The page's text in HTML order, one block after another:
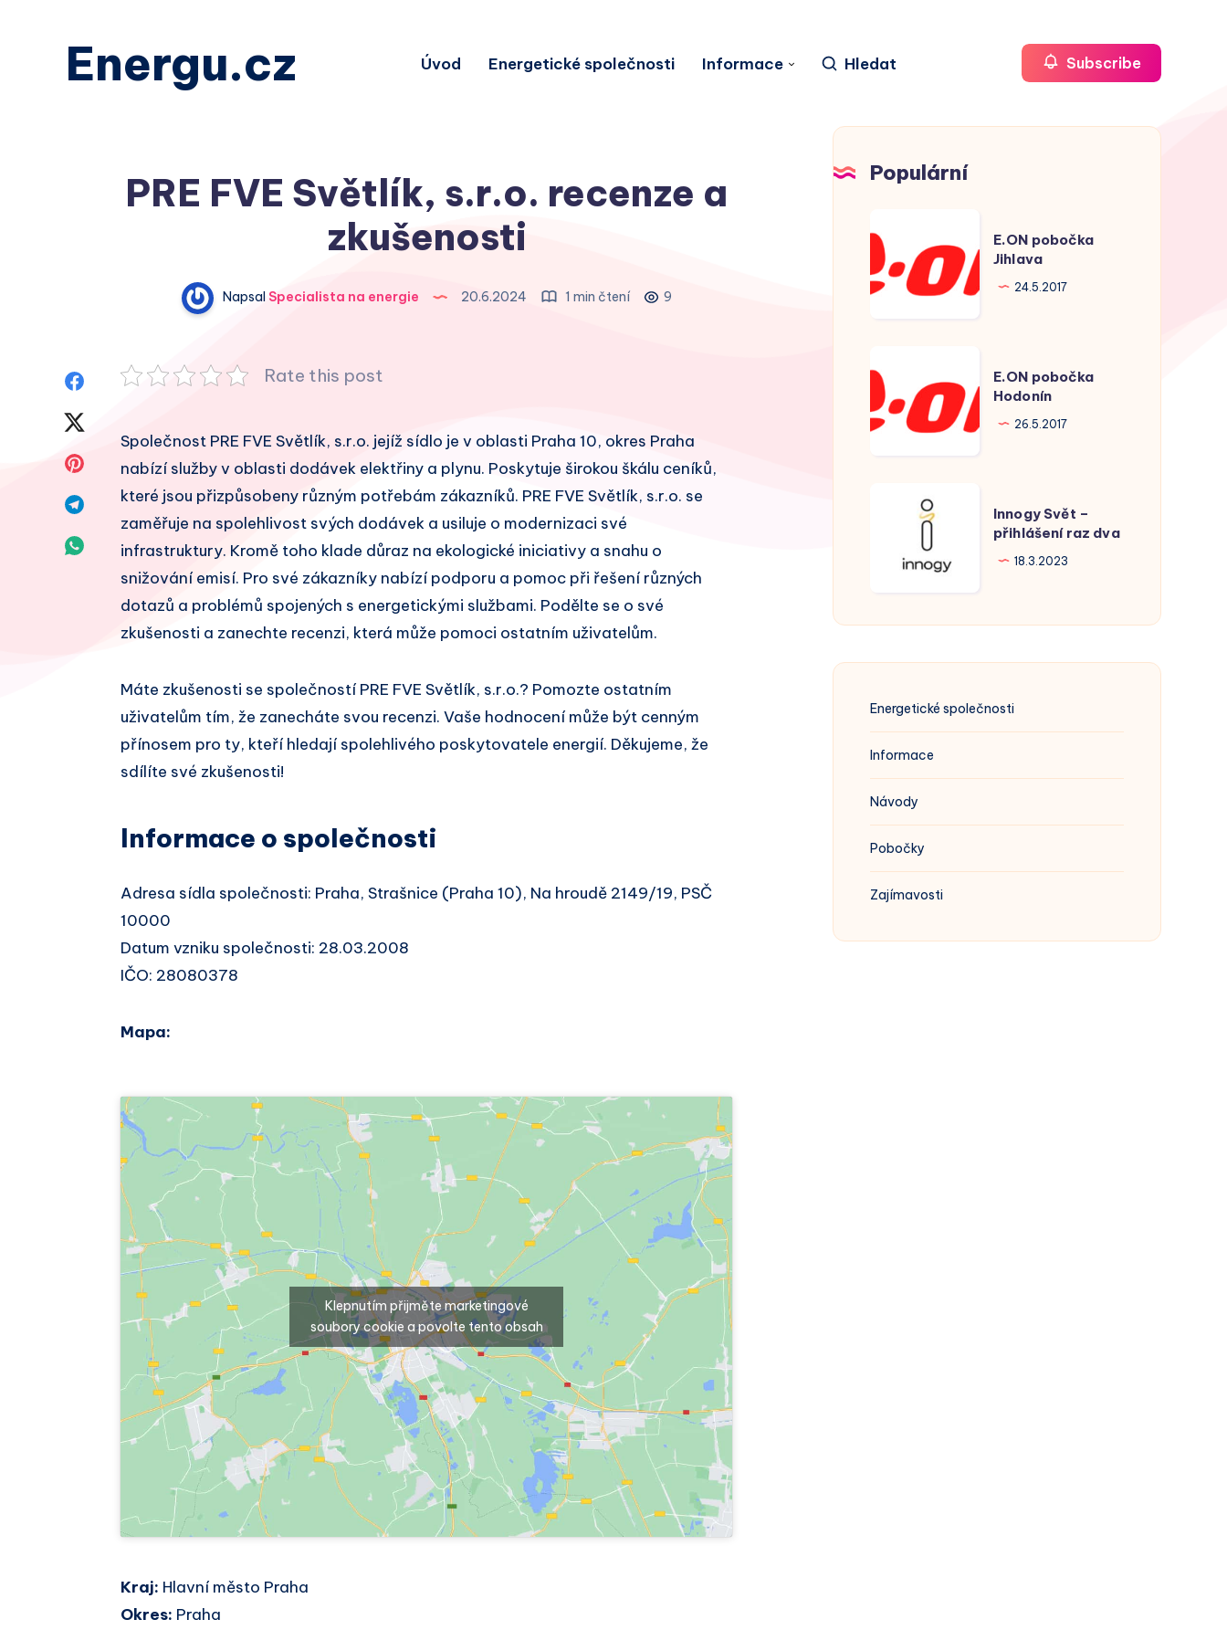
Energu.cz Úvod Energetické společnosti Informace Hledat Subscribe
PRE FVE Světlík, s.r.o. recenze a
zkušenosti
NapsalSpecialista na energie 20.6.2024 1 min čtení 9
Sdílet
Facebook
Twitter
Sdílet
Pinterest
Sdílet
Telegram
Sdílet
Whatsapp
Rate this post
Společnost PRE FVE Světlík, s.r.o. jejíž sídlo je v oblasti Praha 10, okres Praha
nabízí služby v oblasti dodávek elektřiny a plynu. Poskytuje širokou škálu ceníků,
které jsou přizpůsobeny různým potřebám zákazníků. PRE FVE Světlík, s.r.o. se
zaměřuje na spolehlivost svých dodávek a usiluje o modernizaci své
infrastruktury. Kromě toho klade důraz na ekologické iniciativy a snahu o
snižování emisí. Pro své zákazníky nabízí podporu a pomoc při řešení různých
dotazů a problémů spojených s energetickými službami. Podělte se o své
zkušenosti a zanechte recenzi, která může pomoci ostatním uživatelům.
Máte zkušenosti se společností PRE FVE Světlík, s.r.o.? Pomozte ostatním
uživatelům tím, že zanecháte svou recenzi. Vaše hodnocení může být cenným
přínosem pro ty, kteří hledají spolehlivého poskytovatele energií. Děkujeme, že
sdílíte své zkušenosti!
Informace o společnosti
Adresa sídla společnosti: Praha, Strašnice (Praha 10), Na hroudě 2149/19, PSČ
10000
Datum vzniku společnosti: 28.03.2008
IČO: 28080378
Mapa:
Klepnutím přijměte marketingové
soubory cookie a povolte tento obsah
Kraj: Hlavní město Praha
Okres: Praha
Populární
pobočka
Jihlava
E.ON pobočka
Jihlava
24.5.2017
pobočka
Hodonín
E.ON pobočka
Hodonín
26.5.2017
přihlášení
dva
Innogy Svět –
přihlášení raz dva
18.3.2023
Energetické společnosti
Informace
Návody
Pobočky
Zajímavosti